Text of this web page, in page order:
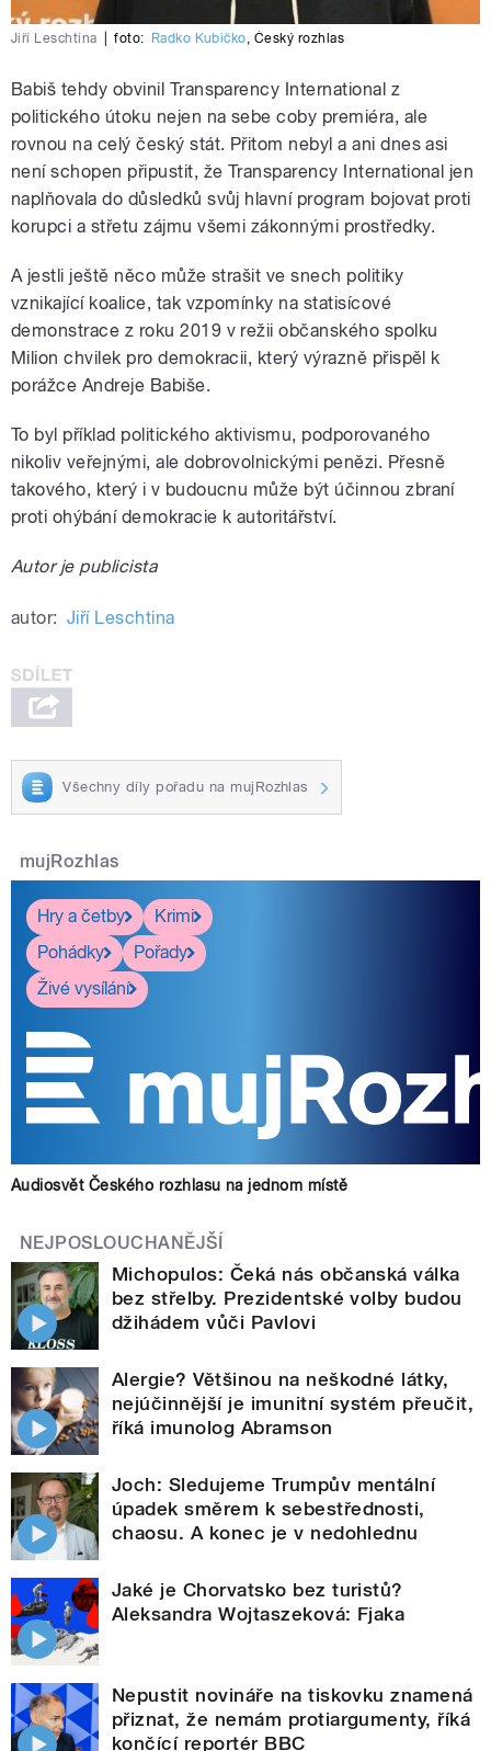
Jiří Leschtina foto: Radko Kubičko, Český rozhlas
Babiš tehdy obvinil Transparency International z
politického útoku nejen na sebe coby premiéra, ale
rovnou na celý český stát. Přitom nebyl a ani dnes asi
není schopen připustit, že Transparency International jen
naplňovala do důsledků svůj hlavní program bojovat proti
korupci a střetu zájmu všemi zákonnými prostředky.
A jestli ještě něco může strašit ve snech politiky
vznikající koalice, tak vzpomínky na statisícové
demonstrace z roku 2019 v režii občanského spolku
Milion chvilek pro demokracii, který výrazně přispěl k
porážce Andreje Babiše.
To byl příklad politického aktivismu, podporovaného
nikoliv veřejnými, ale dobrovolnickými penězi. Přesně
takového, který i v budoucnu může být účinnou zbraní
proti ohýbání demokracie k autoritářství.
Autor je publicista
autor: Jiří Leschtina
Všechny díly pořadu na mujRozhlas
mujRozhlas
Hry a četby
Krimi
Pohádky
Pořady
Živé vysílání
Audiosvět Českého rozhlasu na jednom místě
NEJPOSLOUCHANĚJŠÍ
Michopulos: Čeká nás občanská válka
bez střelby. Prezidentské volby budou
džihádem vůči Pavlovi
Alergie? Většinou na neškodné látky,
nejúčinnější je imunitní systém přeučit,
říká imunolog Abramson
Joch: Sledujeme Trumpův mentální
úpadek směrem k sebestřednosti,
chaosu. A konec je v nedohlednu
Jaké je Chorvatsko bez turistů?
Aleksandra Wojtaszeková: Fjaka
Nepustit novináře na tiskovku znamená
přiznat, že nemám protiargumenty, říká
končící reportér BBC